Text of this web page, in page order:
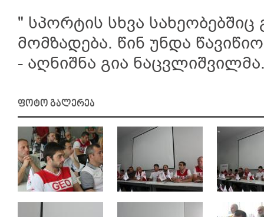
" სპორტის სხვა სახეობებშიც
მომზადება. წინ უნდა
- აღნიშნა გია
ფოტო გალერეა